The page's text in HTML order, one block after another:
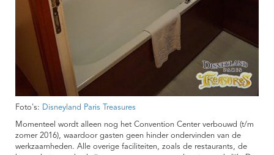
Foto's: Disneyland Paris Treasures
Momenteel wordt alleen nog het Convention Center verbouwd (t/m
zomer 2016), waardoor gasten geen hinder ondervinden van de
werkzaamheden. Alle overige faciliteiten, zoals de restaurants, de